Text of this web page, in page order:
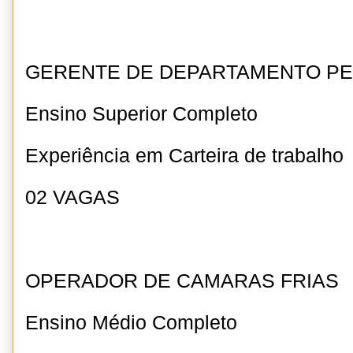
GERENTE DE DEPARTAMENTO
Ensino Superior Completo
Experiência em Carteira de trabalho
02 VAGAS
OPERADOR DE CAMARAS FRIAS
Ensino Médio Completo